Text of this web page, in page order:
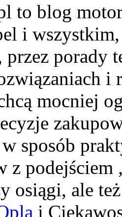
to blog
i
przez porady
i
mocniej
sposób
z
osiągi, ale
i